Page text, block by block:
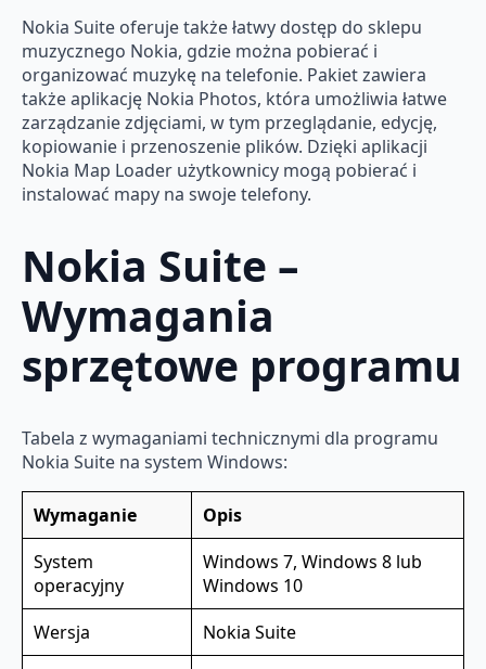
Nokia Suite oferuje także łatwy dostęp do sklepu
muzycznego Nokia, gdzie można pobierać i
organizować muzykę na telefonie. Pakiet zawiera
także aplikację Nokia Photos, która umożliwia łatwe
zarządzanie zdjęciami, w tym przeglądanie, edycję,
kopiowanie i przenoszenie plików. Dzięki aplikacji
Nokia Map Loader użytkownicy mogą pobierać i
instalować mapy na swoje telefony.
Nokia Suite –
Wymagania
sprzętowe programu
Tabela z wymaganiami technicznymi dla programu
Nokia Suite na system Windows:
Wymaganie
Opis
System
operacyjny
Windows 7, Windows 8 lub
Windows 10
Wersja
Nokia Suite